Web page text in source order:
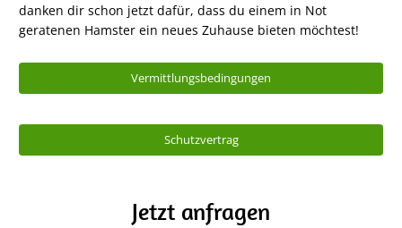
danken dir schon jetzt dafür, dass du einem in Not
geratenen Hamster ein neues Zuhause bieten möchtest!
Vermittlungsbedingungen
Schutzvertrag
Jetzt anfragen